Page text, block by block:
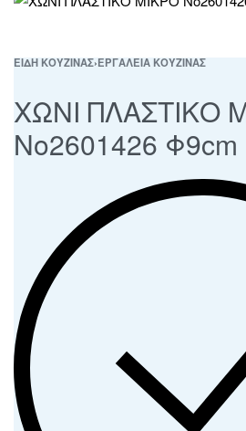
ΕΙΔΗ ΚΟΥΖΙΝΑΣ›ΕΡΓΑΛΕΙΑ ΚΟΥΖΙΝΑΣ
ΧΩΝΙ ΠΛΑΣΤΙΚΟ
Νο2601426 Φ9cm